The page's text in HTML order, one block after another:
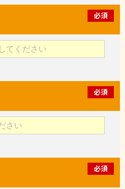
必須
必須
必須